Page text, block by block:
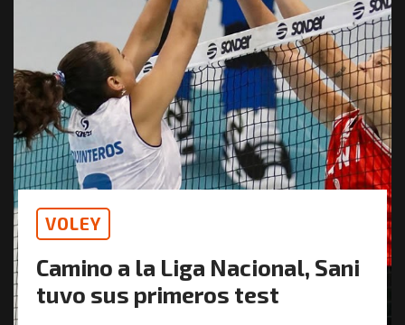
VOLEY
Camino a la Liga Nacional, Sani
tuvo sus primeros test